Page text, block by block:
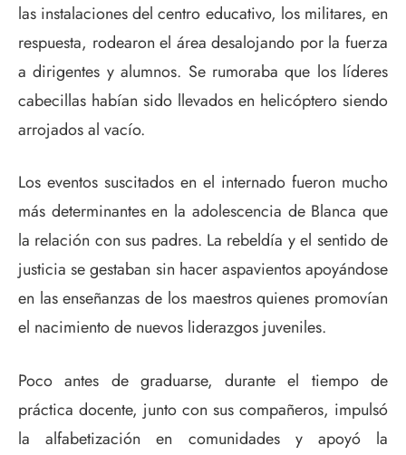
las instalaciones del centro educativo, los militares, en
respuesta, rodearon el área desalojando por la fuerza
a dirigentes y alumnos. Se rumoraba que los líderes
cabecillas habían sido llevados en helicóptero siendo
arrojados al vacío.
Los eventos suscitados en el internado fueron mucho
más determinantes en la adolescencia de Blanca que
la relación con sus padres. La rebeldía y el sentido de
justicia se gestaban sin hacer aspavientos apoyándose
en las enseñanzas de los maestros quienes promovían
el nacimiento de nuevos liderazgos juveniles.
Poco antes de graduarse, durante el tiempo de
práctica docente, junto con sus compañeros, impulsó
la alfabetización en comunidades y apoyó la